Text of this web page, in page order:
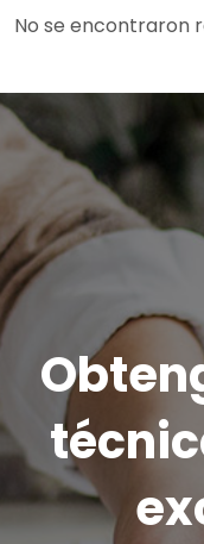
No se encontraron